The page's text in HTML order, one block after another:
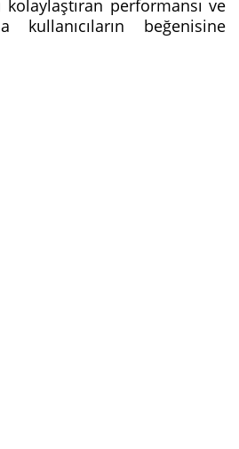
kolaylaştıran performansı ve
kullanıcıların beğenisine